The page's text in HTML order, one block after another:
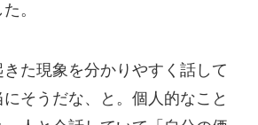
。
きた現象を分かりやすく話して
そうだな、と。個人的なこと